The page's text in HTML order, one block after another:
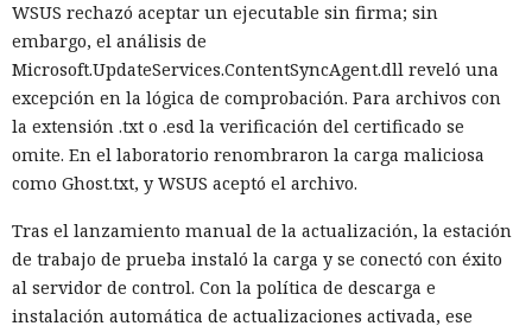
WSUS rechazó aceptar un ejecutable sin firma; sin
embargo, el análisis de
Microsoft.UpdateServices.ContentSyncAgent.dll reveló una
excepción en la lógica de comprobación. Para archivos con
la extensión .txt o .esd la verificación del certificado se
omite. En el laboratorio renombraron la carga maliciosa
como Ghost.txt, y WSUS aceptó el archivo.
Tras el lanzamiento manual de la actualización, la estación
de trabajo de prueba instaló la carga y se conectó con éxito
al servidor de control. Con la política de descarga e
instalación automática de actualizaciones activada, ese